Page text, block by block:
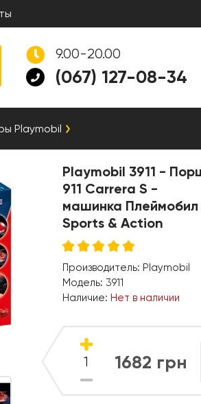
9.00-20.00
(067) 127-08-34
Playmobil
Playmobil 3911 -
911 Carrera S -
машинка Плеймобил
Sports & Action
Производитель: Playmobil
Модель: 3911
Наличие: Нет в наличии
1682 грн